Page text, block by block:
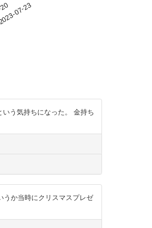
07-23
う気持ちになった。 金持ち
か当時にクリスマスプレゼ